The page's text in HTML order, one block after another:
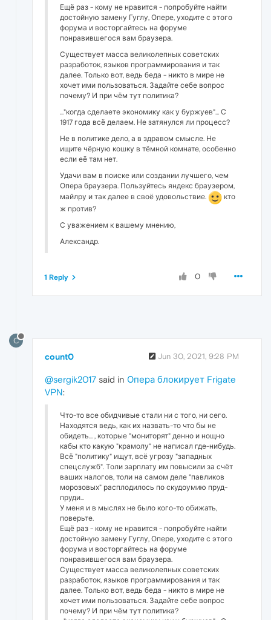
Ещё раз - кому не нравится - попробуйте найти
достойную замену Гуглу, Опере, уходите с этого
форума и восторгайтесь на форуме
понравившегося вам браузера.
Существует масса великолепных советских
разработок, языков программирования и так
далее. Только вот, ведь беда - никто в мире не
хочет ими пользоваться. Задайте себе вопрос
почему? И при чём тут политика?
..."когда сделаете экономику как у буржуев"... С
1917 года всё делаем. Не затянулся ли процесс?
Не в политике дело, а в здравом смысле. Не
ищите чёрную кошку в тёмной комнате, особенно
если её там нет.
Удачи вам в поиске или создании лучшего, чем
Опера браузера. Пользуйтесь яндекс браузером,
майлру и так далее в своё удовольствие.
кто
ж против?
С уважением к вашему мнению,
Александр.
0
1 Reply
C
count0 Jun 30, 2021, 9:28 PM
@sergik2017 said in Опера блокирует Frigate
VPN:
Что-то все обидчивые стали ни с того, ни сего.
Находятся ведь, как их назвать-то что бы не
обидеть... , которые "мониторят" денно и нощно
кабы кто какую "крамолу" не написал где-нибудь.
Всё "политику" ищут, всё угрозу "западных
спецслужб". Толи зарплату им повысили за счёт
ваших налогов, толи на самом деле "павликов
морозовых" расплодилось по скудоумию пруд-
пруди...
У меня и в мыслях не было кого-то обижать,
поверьте.
Ещё раз - кому не нравится - попробуйте найти
достойную замену Гуглу, Опере, уходите с этого
форума и восторгайтесь на форуме
понравившегося вам браузера.
Существует масса великолепных советских
разработок, языков программирования и так
далее. Только вот, ведь беда - никто в мире не
хочет ими пользоваться. Задайте себе вопрос
почему? И при чём тут политика?